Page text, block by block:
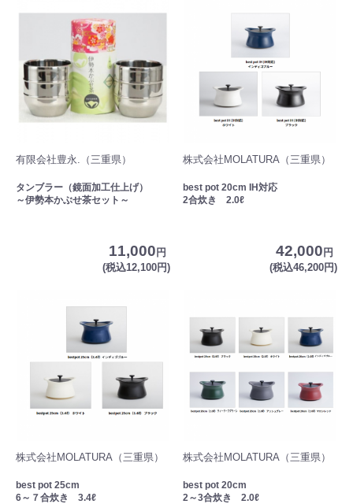
有限会社豊永.（三重県）
タンブラー（鏡面加工仕上げ）
～伊勢本かぶせ茶セット～
11,000 円
(税込12,100円)
株式会社MOLATURA（三重県）
best pot 20cm IH対応
2合炊き 2.0ℓ
42,000 円
(税込46,200円)
株式会社MOLATURA（三重県）
best pot 25cm
6～７合炊き 3.4ℓ
株式会社MOLATURA（三重県）
best pot 20cm
2～3合炊き 2.0ℓ